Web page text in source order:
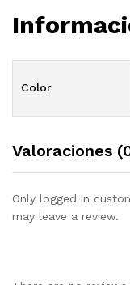
Color
Valoraciones
Only logged in
may leave a review.